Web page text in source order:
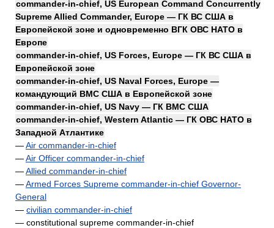
commander-in-chief, US European Command Concurrently
Supreme Allied Commander, Europe — ГК ВС США в
Европейской зоне и одновременно ВГК ОВС НАТО в
Европе
commander-in-chief, US Forces, Europe — ГК ВС США в
Европейской зоне
commander-in-chief, US Naval Forces, Europe —
командующий ВМС США в Европейской зоне
commander-in-chief, US Navy — ГК ВМС США
commander-in-chief, Western Atlantic — ГК ОВС НАТО в
Западной Атлантике
—Air commander-in-chief
—Air Officer commander-in-chief
—Allied commander-in-chief
—Armed Forces Supreme commander-in-chief Governor-
General
— civilian commander-in-chief
— constitutional supreme commander-in-chief